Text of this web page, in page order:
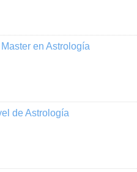
en Astrología
de Astrología